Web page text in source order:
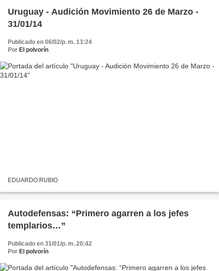
Uruguay - Audición Movimiento 26 de Marzo -
31/01/14
Publicado en 06/02/p. m. 13:24
Por El polvorín
EDUARDO RUBIO
Autodefensas: “Primero agarren a los jefes
templarios…”
Publicado en 31/01/p. m. 20:42
Por El polvorín